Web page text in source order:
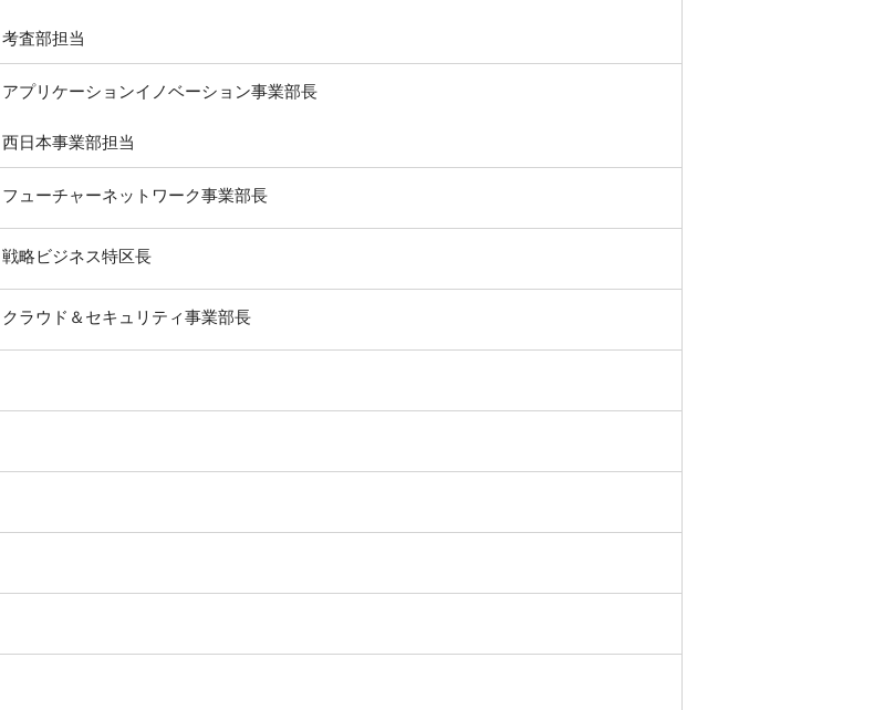
考査部担当
アプリケーションイノベーション事業部長
西日本事業部担当
フューチャーネットワーク事業部長
戦略ビジネス特区長
クラウド＆セキュリティ事業部長